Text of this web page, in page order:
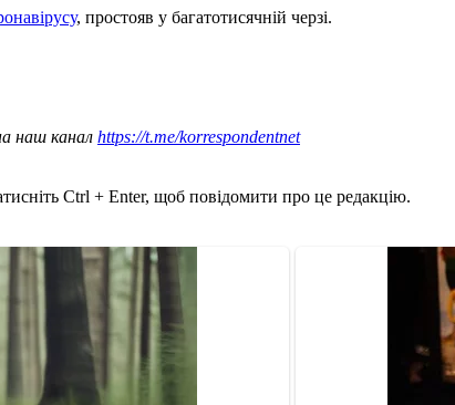
, простояв у багатотисячній черзі.
наш канал https://t.me/korrespondentnet
Ctrl + Enter, щоб повідомити про це редакцію.